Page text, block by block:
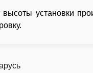
установки